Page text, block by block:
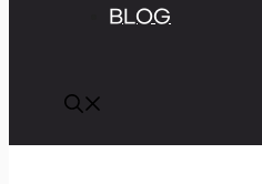
BLOG